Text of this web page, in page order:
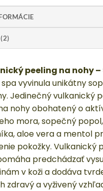
(2)
peeling na nohy –
spa vyvinula unikátny
Jedinečný vulkanický
nohy obohatený o
mora, sopečný
aloe vera a mentol
pokožky. Vulkanický
predchádzať
v koži a dodáva
zdravý a vyživený